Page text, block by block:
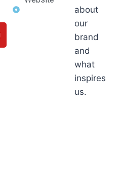
about
our
brand
and
what
inspires
us.